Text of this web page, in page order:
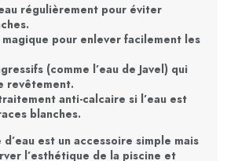
régulièrement pour éviter
pour enlever facilement les
(comme l’eau de Javel) qui
revêtement.
anti-calcaire si l’eau est
blanches.
est un accessoire simple mais
l’esthétique de la piscine et